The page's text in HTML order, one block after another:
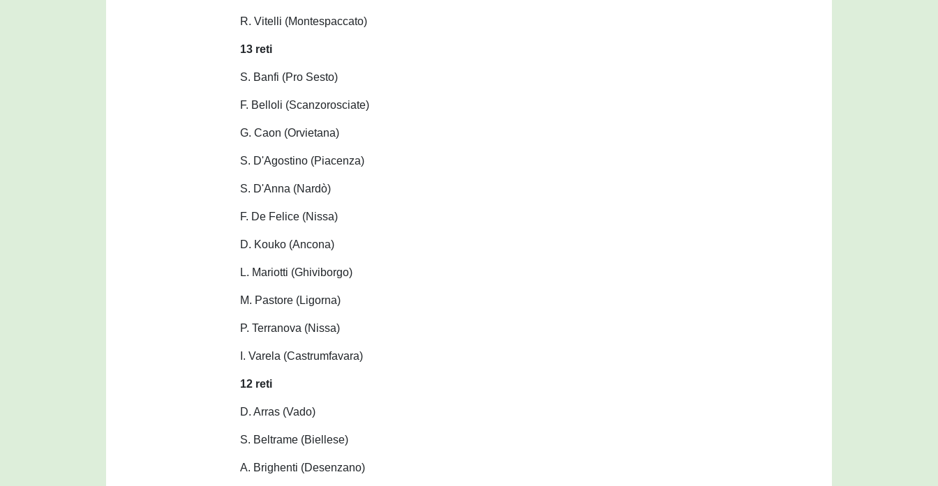
R. Vitelli (Montespaccato)
13 reti
S. Banfi (Pro Sesto)
F. Belloli (Scanzorosciate)
G. Caon (Orvietana)
S. D'Agostino (Piacenza)
S. D'Anna (Nardò)
F. De Felice (Nissa)
D. Kouko (Ancona)
L. Mariotti (Ghiviborgo)
M. Pastore (Ligorna)
P. Terranova (Nissa)
I. Varela (Castrumfavara)
12 reti
D. Arras (Vado)
S. Beltrame (Biellese)
A. Brighenti (Desenzano)